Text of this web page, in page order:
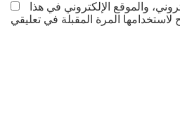
والموقع الإلكتروني في هذا